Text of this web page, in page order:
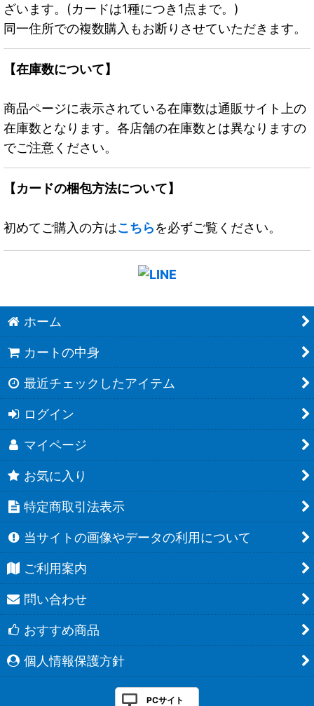
ざいます。(カードは1種につき1点まで。)
同一住所での複数購入もお断りさせていただきます。
【在庫数について】
商品ページに表示されている在庫数は通販サイト上の
在庫数となります。各店舗の在庫数とは異なりますの
でご注意ください。
【カードの梱包方法について】
初めてご購入の方はこちらを必ずご覧ください。
ホーム
カートの中身
最近チェックしたアイテム
ログイン
マイページ
お気に入り
特定商取引法表示
当サイトの画像やデータの利用について
ご利用案内
問い合わせ
おすすめ商品
個人情報保護方針
PCサイト